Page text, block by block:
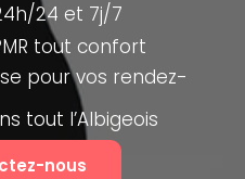
24 et 7j/7
tout confort
pour vos rendez-
tout l’Albigeois
nous